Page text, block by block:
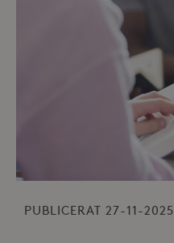
PUBLICERAT 27-11-2025